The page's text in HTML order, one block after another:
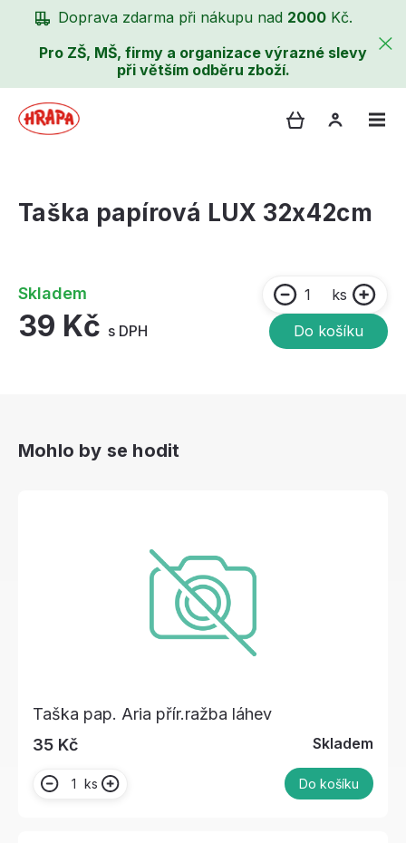
Doprava zdarma při nákupu nad 2000 Kč.
Pro ZŠ, MŠ, firmy a organizace výrazné slevy
při větším odběru zboží.
Taška papírová LUX 32x42cm
Skladem
39 Kč s DPH
ks
Do košíku
Mohlo by se hodit
Taška pap. Aria přír.ražba láhev
35 Kč
Skladem
ks Do košíku